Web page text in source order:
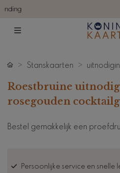
Stanskaarten
Roestbruine
rosegouden
Bestel gemakkelijk een
Persoonlijke service en snelle